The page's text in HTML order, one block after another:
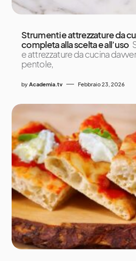
Strumenti e attrezzature da
completa alla scelta e all’uso
e attrezzature da cucina
pentole,
by Academia.tv Febbraio 23, 2026